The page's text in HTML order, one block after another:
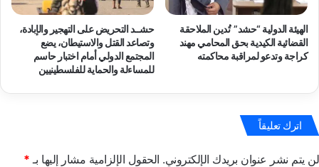
الهيئة الدولية “حشد” تُدين الملاحقة
القضائية الكيدية بحق المحامي مهند
كراجة وتدعو لمراقبة محاكمته
حشــد التحريض على التهجير والإبادة،
وتصاعد القتل والاستيطان، يضع
المجتمع الدولي أمام اختبار حاسم
للمساءلة والحماية للفلسطينيين
اترك تعليقاً
لن يتم نشر عنوان بريدك الإلكتروني. الحقول الإلزامية مشار إليها بـ *